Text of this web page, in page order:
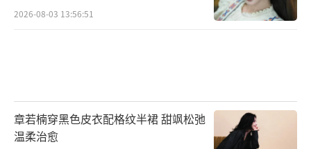
2026-08-03 13:56:51
章若楠穿黑色皮衣配格纹半裙 甜飒松弛
温柔治愈